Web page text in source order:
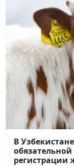
В
регистрации